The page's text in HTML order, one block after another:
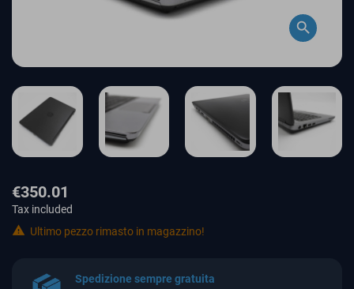
search
€350.01
Tax included
 Ultimo pezzo rimasto in magazzino!
Spedizione sempre gratuita